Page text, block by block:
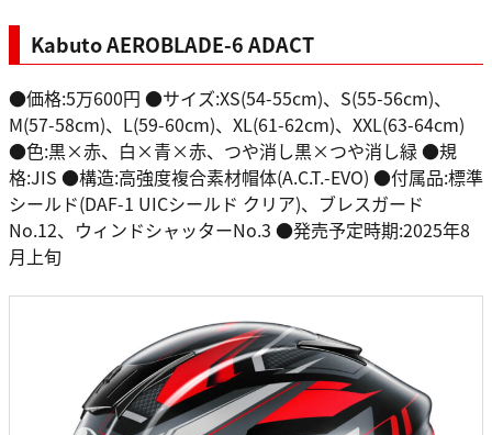
Kabuto AEROBLADE-6 ADACT
●価格:5万600円 ●サイズ:XS(54-55cm)、S(55-56cm)、
M(57-58cm)、L(59-60cm)、XL(61-62cm)、XXL(63-64cm)
●色:黒×赤、白×青×赤、つや消し黒×つや消し緑 ●規
格:JIS ●構造:高強度複合素材帽体(A.C.T.-EVO) ●付属品:標準
シールド(DAF-1 UICシールド クリア)、ブレスガード
No.12、ウィンドシャッターNo.3 ●発売予定時期:2025年8
月上旬